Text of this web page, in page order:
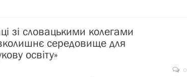
зі словацькими колегами
середовище для
освіту»
0